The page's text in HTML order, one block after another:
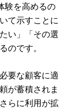
験を高めるの
て示すことに
い」「その選
のです。
要な顧客に適
が蓄積されま
らに利用が拡